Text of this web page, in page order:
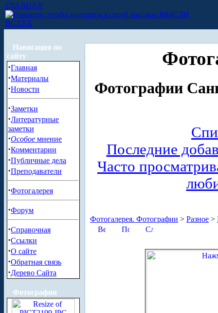
ГЛАВНАЯ
МЫСЛИ
ВСЛУХ
Навигация по
сайту
·Главная
·Материалы
·Новости
·Заметки
·Литературные
заметки
·Особое мнение
·Комментарии
·Публичные дела
·Преподаватели
·Фотогалерея
·Форум
·Справочная
·Ссылки
·О сайте
·Обратная связь
·Дерево Сайта
Фотографии
Фотографии
Последние
Часто
Фотогалерея. Фотографии > Разное >